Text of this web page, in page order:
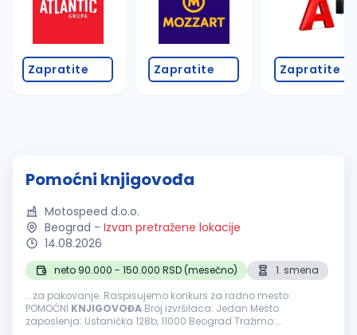
Zapratite Zapratite Zapratite
Pomoćni knjigovođa
Motospeed d.o.o.
Beograd - Izvan pretražene lokacije
14.08.2026
neto 90.000 - 150.000 RSD (mesečno)
1. smena
...za pakovanje. Raspisujemo konkurs za radno mesto:
POMOĆNI KNJIGOVOĐA Broj izvršilaca: Jedan Mesto
zaposlenja: Ustanička 128b, 11000 Beograd Tražimo: